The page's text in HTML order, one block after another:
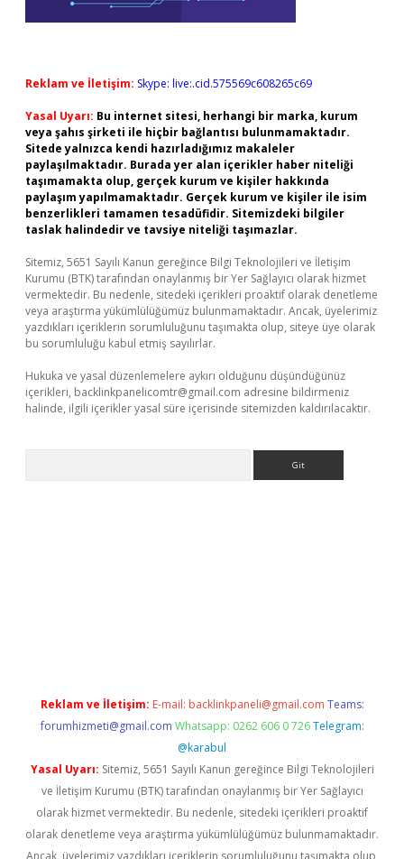
Reklam ve İletişim: Skype: live:.cid.575569c608265c69
Yasal Uyarı: Bu internet sitesi, herhangi bir marka, kurum
veya şahıs şirketi ile hiçbir bağlantısı bulunmamaktadır.
Sitede yalnızca kendi hazırladığımız makaleler
paylaşılmaktadır. Burada yer alan içerikler haber niteliği
taşımamakta olup, gerçek kurum ve kişiler hakkında
paylaşım yapılmamaktadır. Gerçek kurum ve kişiler ile isim
benzerlikleri tamamen tesadüfidir. Sitemizdeki bilgiler
taslak halindedir ve tavsiye niteliği taşımazlar.
Sitemiz, 5651 Sayılı Kanun gereğince Bilgi Teknolojileri ve İletişim
Kurumu (BTK) tarafından onaylanmış bir Yer Sağlayıcı olarak hizmet
vermektedir. Bu nedenle, sitedeki içerikleri proaktif olarak denetleme
veya araştırma yükümlülüğümüz bulunmamaktadır. Ancak, üyelerimiz
yazdıkları içeriklerin sorumluluğunu taşımakta olup, siteye üye olarak
bu sorumluluğu kabul etmiş sayılırlar.
Hukuka ve yasal düzenlemelere aykırı olduğunu düşündüğünüz
içerikleri, backlinkpanelicomtr@gmail.com adresine bildirmeniz
halinde, ilgili içerikler yasal süre içerisinde sitemizden kaldırılacaktır.
Reklam ve İletişim: E-mail: backlinkpaneli@gmail.com Teams:
forumhizmeti@gmail.com Whatsapp: 0262 606 0 726 Telegram:
@karabul
Yasal Uyarı: Sitemiz, 5651 Sayılı Kanun gereğince Bilgi Teknolojileri
ve İletişim Kurumu (BTK) tarafından onaylanmış bir Yer Sağlayıcı
olarak hizmet vermektedir. Bu nedenle, sitedeki içerikleri proaktif
olarak denetleme veya araştırma yükümlülüğümüz bulunmamaktadır.
Ancak, üyelerimiz yazdıkları içeriklerin sorumluluğunu taşımakta olup,